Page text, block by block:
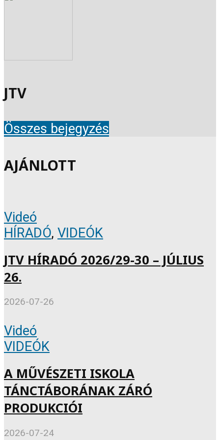
JTV
Összes bejegyzés
AJÁNLOTT
Videó
HÍRADÓ, VIDEÓK
JTV HÍRADÓ 2026/29-30 – JÚLIUS
26.
2026-07-26
Videó
VIDEÓK
A MŰVÉSZETI ISKOLA
TÁNCTÁBORÁNAK ZÁRÓ
PRODUKCIÓI
2026-07-24